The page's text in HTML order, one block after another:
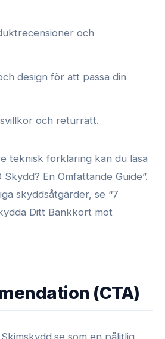
och
design för att passa din
och returrätt.
teknisk förklaring kan du läsa
En Omfattande Guide”.
skyddsåtgärder, se “7
Ditt Bankkort mot
(CTA)